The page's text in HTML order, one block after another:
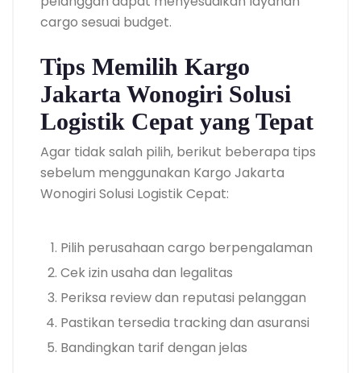
cargo sesuai budget.
Tips Memilih Kargo
Jakarta Wonogiri Solusi
Logistik Cepat yang Tepat
Agar tidak salah pilih, berikut beberapa tips
sebelum menggunakan Kargo Jakarta
Wonogiri Solusi Logistik Cepat:
Pilih perusahaan cargo berpengalaman
Cek izin usaha dan legalitas
Periksa review dan reputasi pelanggan
Pastikan tersedia tracking dan asuransi
Bandingkan tarif dengan jelas